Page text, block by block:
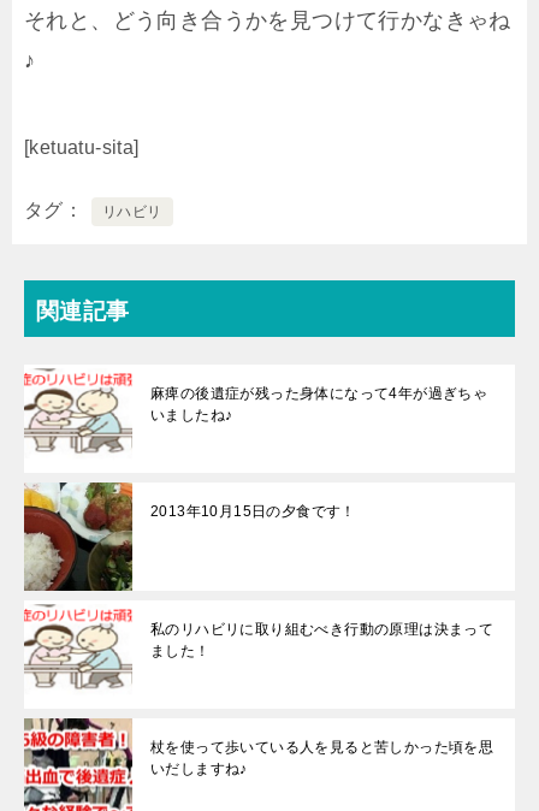
それと、どう向き合うかを見つけて行かなきゃね
♪
[ketuatu-sita]
タグ リハビリ
関連記事
麻痺の後遺症が残った身体になって4年が過ぎちゃ
いましたね♪
2013年10月15日の夕食です！
私のリハビリに取り組むべき行動の原理は決まって
ました！
杖を使って歩いている人を見ると苦しかった頃を思
いだしますね♪